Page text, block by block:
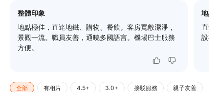
整體印象
地點極佳，直達地鐵、購物、餐飲。客房寬敞潔淨，
景觀一流。職員友善，通曉多國語言。機場巴士服務
方便。
地點
直達
設有
全部 有相片 4.5+ 3.0+ 接駁服務 親子友善